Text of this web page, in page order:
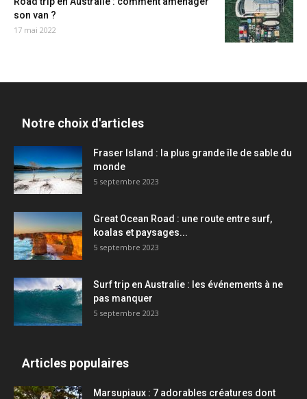
son van ?
17 mai 2022
Notre choix d'articles
Fraser Island : la plus grande île de sable du
monde
5 septembre 2023
Great Ocean Road : une route entre surf,
koalas et paysages...
5 septembre 2023
Surf trip en Australie : les événements à ne
pas manquer
5 septembre 2023
Articles populaires
Marsupiaux : 7 adorables créatures dont